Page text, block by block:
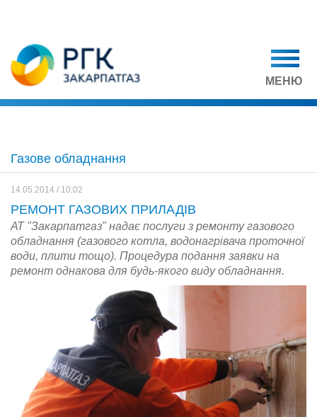
МЕНЮ
Газове обладнання
14.05.2014 / 10:02
РЕМОНТ ГАЗОВИХ ПРИЛАДІВ
АТ "Закарпатгаз" надає послуги з ремонту газового
обладнання (газового котла, водонагрівача проточної
води, плити тощо). Процедура подання заявки на
ремонт однакова для будь-якого виду обладнання.